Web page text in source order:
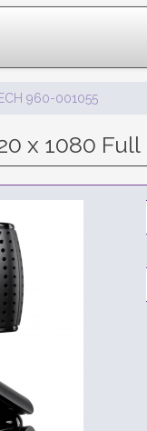
960-001055
x 1080 Full